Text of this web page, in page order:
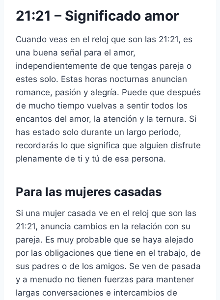
21:21 – Significado amor
Cuando veas en el reloj que son las 21:21, es
una buena señal para el amor,
independientemente de que tengas pareja o
estes solo. Estas horas nocturnas anuncian
romance, pasión y alegría. Puede que después
de mucho tiempo vuelvas a sentir todos los
encantos del amor, la atención y la ternura. Si
has estado solo durante un largo periodo,
recordarás lo que significa que alguien disfrute
plenamente de ti y tú de esa persona.
Para las mujeres casadas
Si una mujer casada ve en el reloj que son las
21:21, anuncia cambios en la relación con su
pareja. Es muy probable que se haya alejado
por las obligaciones que tiene en el trabajo, de
sus padres o de los amigos. Se ven de pasada
y a menudo no tienen fuerzas para mantener
largas conversaciones e intercambios de